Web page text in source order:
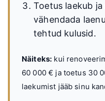
Toetus laekub ja
vähendada
tehtud kulusid.
Näiteks: kui
60 000 € ja toetus 30
laekumist jääb sinu